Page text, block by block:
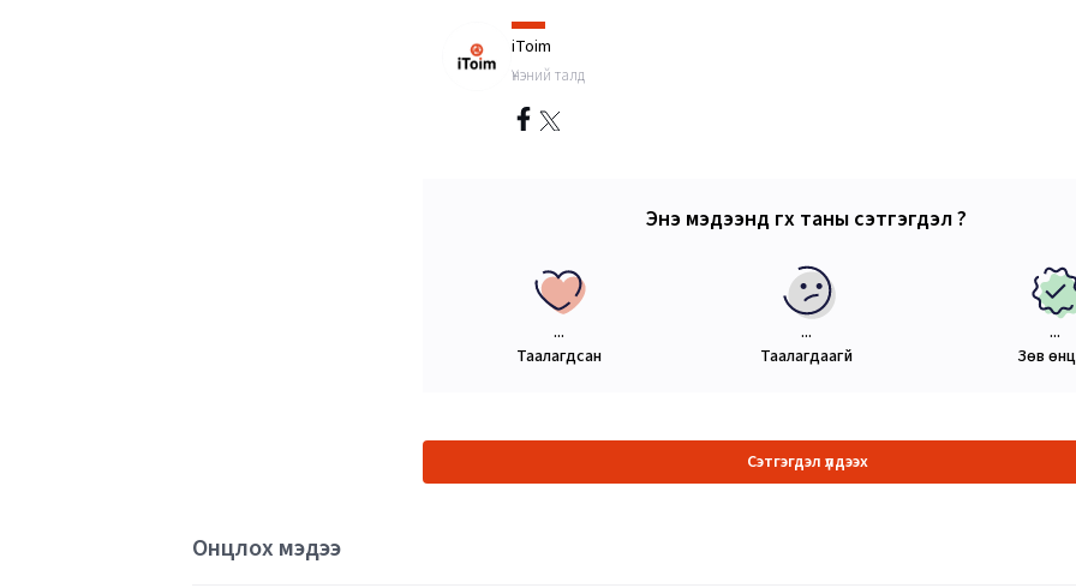
iToim
Үнэний талд
Энэ мэдээнд өгөх таны сэтгэгдэл ?
...
Таалагдсан
...
Таалагдаагүй
...
Зөв
Сэтгэгдэл үлдээх
Онцлох мэдээ